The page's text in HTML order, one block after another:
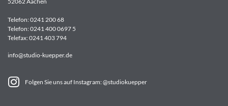
Telefon:0241 200 68
Telefon:0241 400 0697 5
Telefax: 0241 403 794
info@studio-kuepper.de
Folgen Sie uns auf Instagram: @studiokuepper